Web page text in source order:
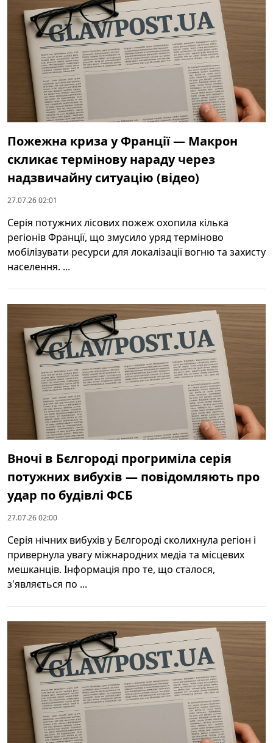
Пожежна криза у Франції — Макрон
скликає термінову нараду через
надзвичайну ситуацію (відео)
27.07.26 02:01
Серія потужних лісових пожеж охопила кілька
регіонів Франції, що змусило уряд терміново
мобілізувати ресурси для локалізації вогню та захисту
населення. ...
Вночі в Бєлгороді прогриміла серія
потужних вибухів — повідомляють про
удар по будівлі ФСБ
27.07.26 02:00
Серія нічних вибухів у Бєлгороді сколихнула регіон і
привернула увагу міжнародних медіа та місцевих
мешканців. Інформація про те, що сталося,
з'являється по ...